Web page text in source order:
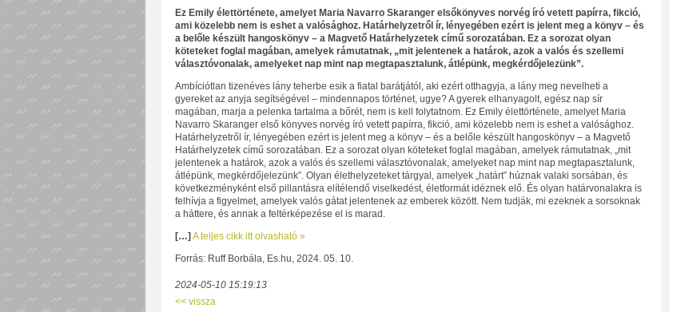
Ez Emily élettörténete, amelyet Maria Navarro Skaranger elsőkönyves norvég író vetett papírra, fikció,
ami közelebb nem is eshet a valósághoz. Határhelyzetről ír, lényegében ezért is jelent meg a könyv – és
a belőle készült hangoskönyv – a Magvető Határhelyzetek című sorozatában. Ez a sorozat olyan
köteteket foglal magában, amelyek rámutatnak, „mit jelentenek a határok, azok a valós és szellemi
választóvonalak, amelyeket nap mint nap megtapasztalunk, átlépünk, megkérdőjelezünk”.
Ambíciótlan tizenéves lány teherbe esik a fiatal barátjától, aki ezért otthagyja, a lány meg nevelheti a
gyereket az anyja segítségével – mindennapos történet, ugye? A gyerek elhanyagolt, egész nap sír
magában, marja a pelenka tartalma a bőrét, nem is kell folytatnom. Ez Emily élettörténete, amelyet Maria
Navarro Skaranger első könyves norvég író vetett papírra, fikció, ami közelebb nem is eshet a valósághoz.
Határhelyzetről ír, lényegében ezért is jelent meg a könyv – és a belőle készült hangoskönyv – a Magvető
Határhelyzetek című sorozatában. Ez a sorozat olyan köteteket foglal magában, amelyek rámutatnak, „mit
jelentenek a határok, azok a valós és szellemi választóvonalak, amelyeket nap mint nap megtapasztalunk,
átlépünk, megkérdőjelezünk”. Olyan élethelyzeteket tárgyal, amelyek „határt” húznak valaki sorsában, és
következményként első pillantásra elítélendő viselkedést, életformát idéznek elő. És olyan határvonalakra is
felhívja a figyelmet, amelyek valós gátat jelentenek az emberek között. Nem tudják, mi ezeknek a sorsoknak
a háttere, és annak a feltérképezése el is marad.
[…] A teljes cikk itt olvasható »
Forrás: Ruff Borbála, Es.hu, 2024. 05. 10.
2024-05-10 15:19:13
<< vissza